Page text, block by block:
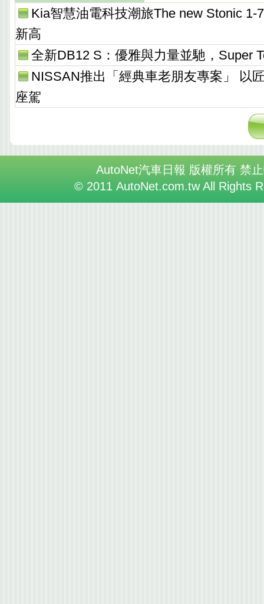
Kia智慧油電科技潮旅The new Stonic 1-
新高
全新DB12 S：優雅與力量並馳，Super
NISSAN推出「經典車老朋友專案」 以
座駕
AutoNet汽車日報 版權所有 禁
© 2011 AutoNet.com.tw All Rights